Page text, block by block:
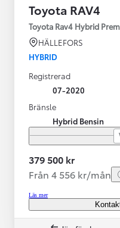
Toyota RAV4
Toyota Rav4 Hybrid
HÄLLEFORS
HYBRID
Registrerad
07-2020
Bränsle
Hybrid Bensin
379 500 kr
Från 4 556 kr/mån
Läs mer